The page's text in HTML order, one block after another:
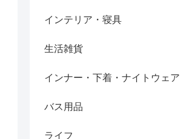
インテリア・寝具
生活雑貨
インナー・下着・ナイトウェア
バス用品
ライフ